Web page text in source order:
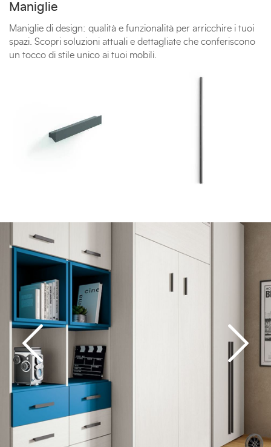
Maniglie
Maniglie di design: qualità e funzionalità per arricchire i tuoi
spazi. Scopri soluzioni attuali e dettagliate che conferiscono
un tocco di stile unico ai tuoi mobili.